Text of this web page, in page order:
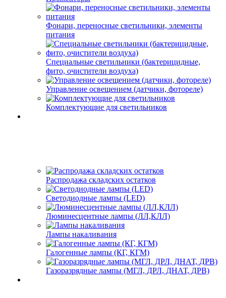
Фонари, переносные светильники, элементы
питания
Специальные светильники (бактерицидные,
фито, очистители воздуха)
Управление освещением (датчики, фотореле)
Комплектующие для светильников
Распродажа складских остатков
Светодиодные лампы (LED)
Люминесцентные лампы (ЛЛ,КЛЛ)
Лампы накаливания
Галогенные лампы (КГ, КГМ)
Газоразрядные лампы (МГЛ, ДРЛ, ДНАТ, ДРВ)